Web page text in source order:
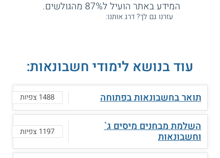
המידע באתר הועיל ל87% מהגולשים.
עזרנו גם לך? דרג אותנו:
עוד בנושא לימודי חשבונאות:
תואר בחשבונאות בפתוחה 1488 צפיות
השלמת מבחנים מיסים ג`
וחשבונאות 1197 צפיות